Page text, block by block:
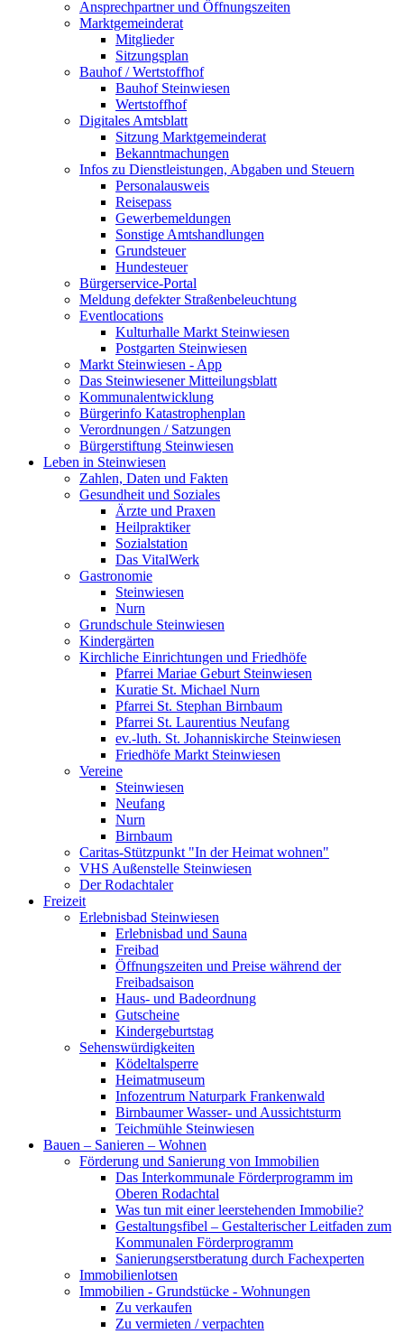
Ansprechpartner und Öffnungszeiten
Marktgemeinderat
Mitglieder
Sitzungsplan
Bauhof / Wertstoffhof
Bauhof Steinwiesen
Wertstoffhof
Digitales Amtsblatt
Sitzung Marktgemeinderat
Bekanntmachungen
Infos zu Dienstleistungen, Abgaben und Steuern
Personalausweis
Reisepass
Gewerbemeldungen
Sonstige Amtshandlungen
Grundsteuer
Hundesteuer
Bürgerservice-Portal
Meldung defekter Straßenbeleuchtung
Eventlocations
Kulturhalle Markt Steinwiesen
Postgarten Steinwiesen
Markt Steinwiesen - App
Das Steinwiesener Mitteilungsblatt
Kommunalentwicklung
Bürgerinfo Katastrophenplan
Verordnungen / Satzungen
Bürgerstiftung Steinwiesen
Leben in Steinwiesen
Zahlen, Daten und Fakten
Gesundheit und Soziales
Ärzte und Praxen
Heilpraktiker
Sozialstation
Das VitalWerk
Gastronomie
Steinwiesen
Nurn
Grundschule Steinwiesen
Kindergärten
Kirchliche Einrichtungen und Friedhöfe
Pfarrei Mariae Geburt Steinwiesen
Kuratie St. Michael Nurn
Pfarrei St. Stephan Birnbaum
Pfarrei St. Laurentius Neufang
ev.-luth. St. Johanniskirche Steinwiesen
Friedhöfe Markt Steinwiesen
Vereine
Steinwiesen
Neufang
Nurn
Birnbaum
Caritas-Stützpunkt "In der Heimat wohnen"
VHS Außenstelle Steinwiesen
Der Rodachtaler
Freizeit
Erlebnisbad Steinwiesen
Erlebnisbad und Sauna
Freibad
Öffnungszeiten und Preise während der
Freibadsaison
Haus- und Badeordnung
Gutscheine
Kindergeburtstag
Sehenswürdigkeiten
Ködeltalsperre
Heimatmuseum
Infozentrum Naturpark Frankenwald
Birnbaumer Wasser- und Aussichtsturm
Teichmühle Steinwiesen
Bauen – Sanieren – Wohnen
Förderung und Sanierung von Immobilien
Das Interkommunale Förderprogramm im
Oberen Rodachtal
Was tun mit einer leerstehenden Immobilie?
Gestaltungsfibel – Gestalterischer Leitfaden zum
Kommunalen Förderprogramm
Sanierungserstberatung durch Fachexperten
Immobilienlotsen
Immobilien - Grundstücke - Wohnungen
Zu verkaufen
Zu vermieten / verpachten